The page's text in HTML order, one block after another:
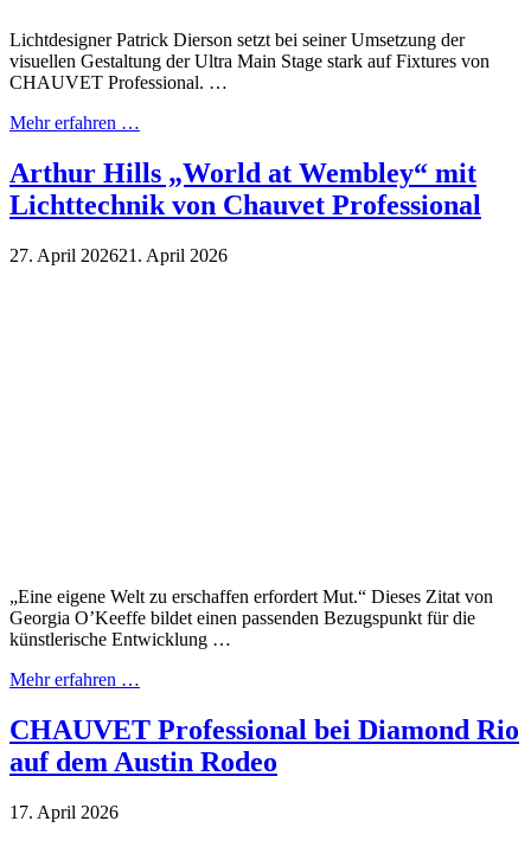
Lichtdesigner Patrick Dierson setzt bei seiner Umsetzung der
visuellen Gestaltung der Ultra Main Stage stark auf Fixtures von
CHAUVET Professional. …
Mehr erfahren …
Arthur Hills „World at Wembley“ mit
Lichttechnik von Chauvet Professional
27. April 202621. April 2026
„Eine eigene Welt zu erschaffen erfordert Mut.“ Dieses Zitat von
Georgia O’Keeffe bildet einen passenden Bezugspunkt für die
künstlerische Entwicklung …
Mehr erfahren …
CHAUVET Professional bei Diamond Rio
auf dem Austin Rodeo
17. April 2026